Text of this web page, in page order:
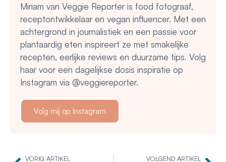
Miriam van Veggie Reporter is food fotograaf,
receptontwikkelaar en vegan influencer. Met een
achtergrond in journalistiek en een passie voor
plantaardig eten inspireert ze met smakelijke
recepten, eerlijke reviews en duurzame tips. Volg
haar voor een dagelijkse dosis inspiratie op
Instagram via @veggiereporter.
Volg mij op Instagram
VORIG ARTIKEL VOLGEND ARTIKEL